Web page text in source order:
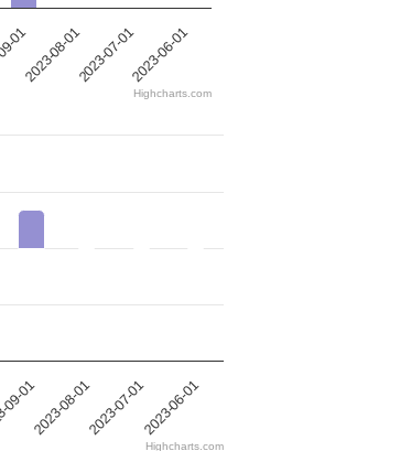
012023-08-012023-07-012023-06-01
Highcharts.com
012023-08-012023-07-012023-06-01
Highcharts.com